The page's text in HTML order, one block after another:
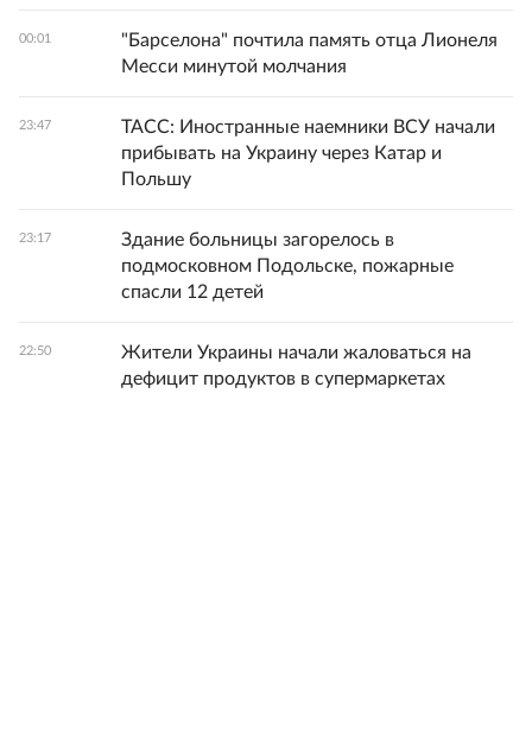
00:01
"Барселона" почтила память отца Лионеля
Месси минутой молчания
23:47
ТАСС: Иностранные наемники ВСУ начали
прибывать на Украину через Катар и
Польшу
23:17
Здание больницы загорелось в
подмосковном Подольске, пожарные
спасли 12 детей
22:50
Жители Украины начали жаловаться на
дефицит продуктов в супермаркетах